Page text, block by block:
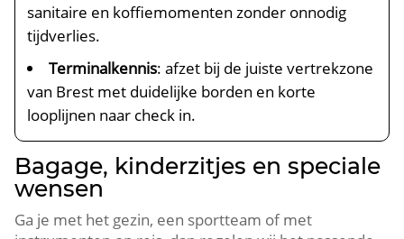
sanitaire en koffiemomenten zonder onnodig
tijdverlies.
Terminalkennis: afzet bij de juiste vertrekzone
van Brest met duidelijke borden en korte
looplijnen naar check in.
Bagage, kinderzitjes en speciale
wensen
Ga je met het gezin, een sportteam of met